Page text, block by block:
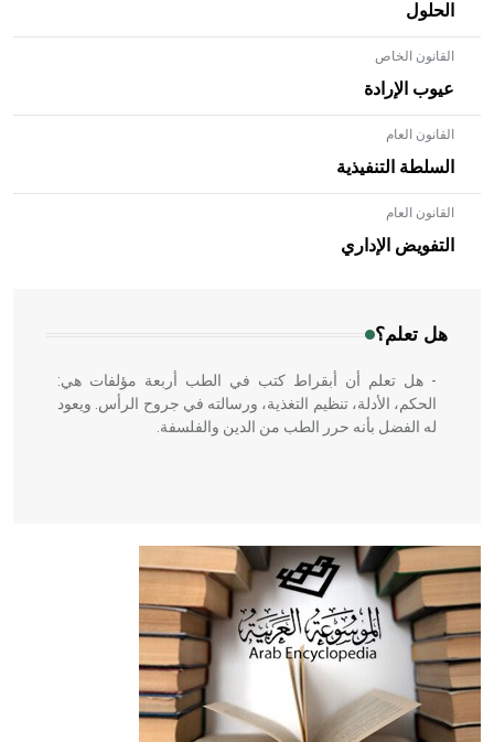
الحلول
القانون الخاص
عيوب الإرادة
القانون العام
السلطة التنفيذية
القانون العام
التفويض الإداري
هل تعلم؟
- هل تعلم أن الأبلق نوع من الفنون الهندسية التي ارتبطت
المعمار على بناء مداميكه وخاصة في الواجهات
- هل تعلم أن الإبل تستطيع البقاء على قيد الحياة حتى لو فقدت
40% من ماء جسمها ويعود ذلك لقدرتها على تغيير درجة حرارة
جسمها تبعاً لتغير درجة حرارة الجو،
- هل تعلم أن أبقراط كتب في الطب أربعة مؤلفات هي:
الحكم، الأدلة، تنظيم التغذية، ورسالته في جروح الرأس. ويعود
له الفضل بأنه حرر الطب من الدين والفلسفة.
- هل تعلم أن المرجان إفراز حيواني يتكون في البحر ويتركب
من مادة كربونات الكلسيوم، وهو أحمر أو شديد الحمرة وهو
أجود أنواعه، ويمتاز بكبر الحجم ويسمى الش
هل تعلم أن الأبسيد كلمة فرنسية اللفظ تم اعتمادها مصطلحاً
أثرياً يستخدم في العمارة عموماً وفي العمارة الدينية الخاصة